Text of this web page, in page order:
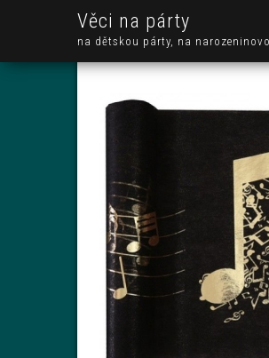
Věci na párty
na dětskou párty, na